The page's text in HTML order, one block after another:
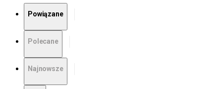
Powiązane
Polecane
Najnowsze